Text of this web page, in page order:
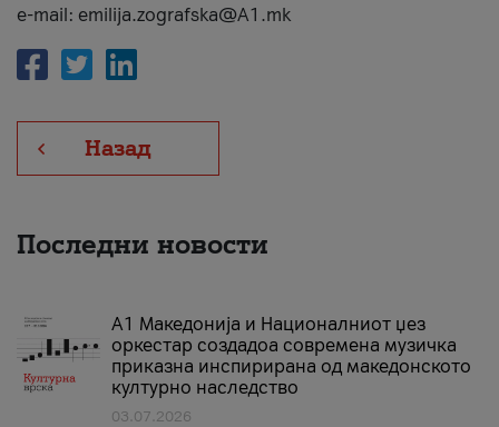
e-mail: emilija.zografska@A1.mk
Назад
Последни новости
А1 Македонија и Националниот џез
оркестар создадоа современа музичка
приказна инспирирана од македонското
културно наследство
03.07.2026